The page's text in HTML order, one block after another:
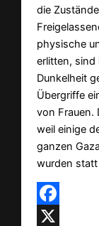
die
physische
erlitten, sind
Dunkelheit
Übergriffe
von Frauen.
weil einige
ganzen
wurden
Facebook